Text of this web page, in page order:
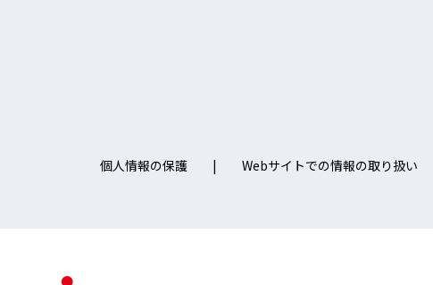
個人情報の保護 Webサイトでの情報の取り扱い